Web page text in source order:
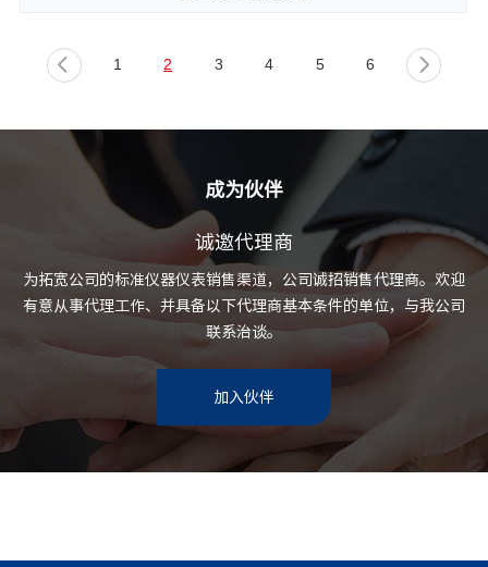
1 2 3 4 5 6
成为伙伴
诚邀代理商
为拓宽公司的标准仪器仪表销售渠道，公司诚招销售代理商。欢迎
有意从事代理工作、并具备以下代理商基本条件的单位，与我公司
联系治谈。
加入伙伴